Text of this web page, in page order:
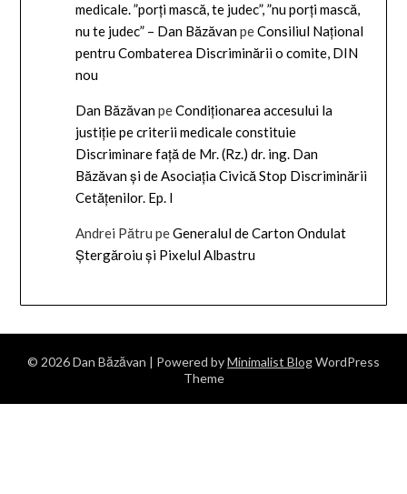
medicale. ”porți mască, te judec”, ”nu porți mască,
nu te judec” – Dan BăzăvanpeConsiliul Național
pentru Combaterea Discriminării o comite, DIN
nou
Dan BăzăvanpeCondiționarea accesului la
justiție pe criterii medicale constituie
Discriminare față de Mr. (Rz.) dr. ing. Dan
Băzăvan și de Asociația Civică Stop Discriminării
Cetățenilor. Ep. I
Andrei Pătru peGeneralul de Carton Ondulat
Ștergăroiu și Pixelul Albastru
© 2026 Dan Băzăvan | Powered byMinimalist BlogWordPress
Theme